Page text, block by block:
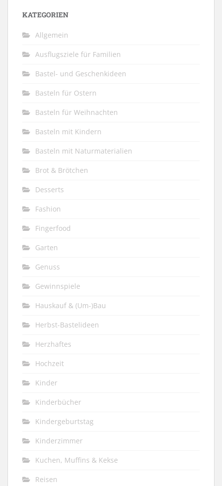
KATEGORIEN
Allgemein
Ausflugsziele für Familien
Bastel- und Geschenkideen
Basteln für Ostern
Basteln für Weihnachten
Basteln mit Kindern
Basteln mit Naturmaterialien
Brot & Brötchen
Desserts
Fashion
Fingerfood
Garten
Genuss
Gewinnspiele
Hauskauf & (Um-)Bau
Herbst-Bastelideen
Herzhaftes
Hochzeit
Kinder
Kinderbücher
Kindergeburtstag
Kinderzimmer
Kuchen, Muffins & Kekse
Reisen